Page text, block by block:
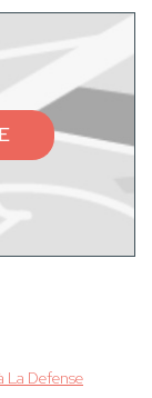
La Defense